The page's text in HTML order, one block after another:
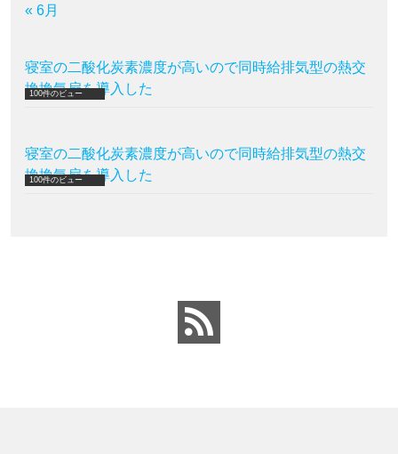
« 6月
寝室の二酸化炭素濃度が高いので同時給排気型の熱交
換換気扇を導入した
100件のビュー
寝室の二酸化炭素濃度が高いので同時給排気型の熱交
換換気扇を導入した
100件のビュー